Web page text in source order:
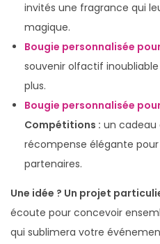
invités une fragrance qui
magique.
Bougie personnalisée
souvenir olfactif
plus.
Bougie personnalisée
Compétitions : un cadeau
récompense élégante
partenaires.
Une idée ? Un projet
écoute pour concevoir
qui sublimera votre